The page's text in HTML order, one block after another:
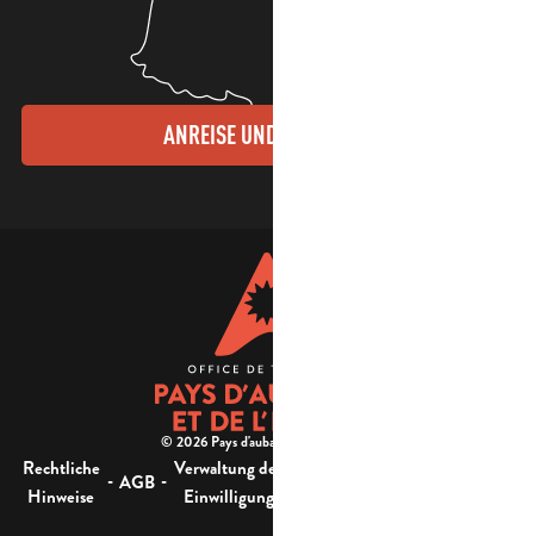
ANREISE UND KONTAKTE
© 2026 Pays d'aubagne et de l'étoile -
Rechtliche
Hinweise
- AGB - Verwaltung der
Einwilligung